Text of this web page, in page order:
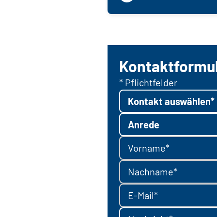
* Pflichtfelder
Kontakt auswählen*
Anrede
Vorname*
Nachname*
E-Mail*